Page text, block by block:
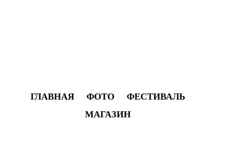
ГЛАВНАЯ ФОТО
ФЕСТИВАЛЬ
МАГАЗИН